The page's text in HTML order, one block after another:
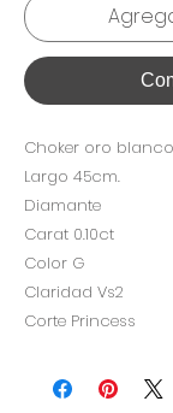
Choker oro blanco
Largo 45cm.
Diamante
Carat 0.10ct
Color G
Claridad Vs2
Corte Princess